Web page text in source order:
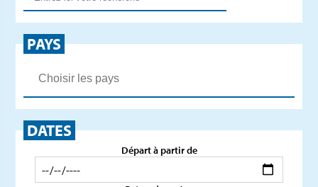
PAYS
DATES
Départ à partir de